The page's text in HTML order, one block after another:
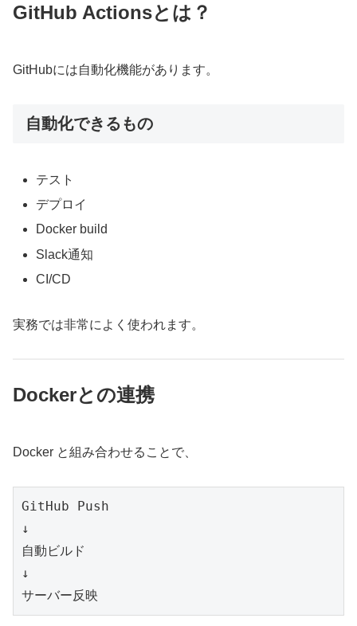
GitHub Actionsとは？
GitHubには自動化機能があります。
自動化できるもの
テスト
デプロイ
Docker build
Slack通知
CI/CD
実務では非常によく使われます。
Dockerとの連携
Docker と組み合わせることで、
GitHub Push
↓
自動ビルド
↓
サーバー反映